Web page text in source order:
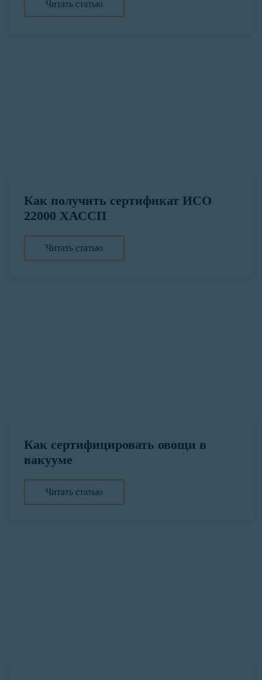
Читать статью
Как получить сертификат ИСО
22000 ХАССП
Читать статью
Как сертифицировать овощи в
вакууме
Читать статью